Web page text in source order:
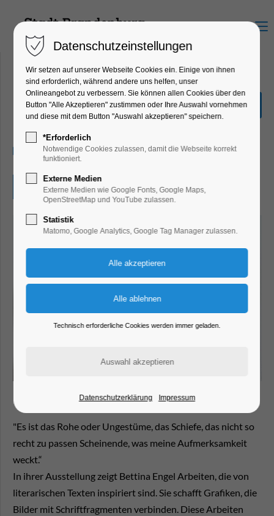
Menu
"Im Anfang war...das Wort"
Ausstellung
19.06.2025, 10:00–18:00
Eintritt frei
"Es ist das Rohe oder Ungestüme, das Schiefe, das nicht so
recht zu passen Scheinende, was meine Aufmerksamkeit
weckt.“
In ihrer Ausstellung zeigt Bettina Engel Arbeiten, die von
literarischen Texten inspiriert sind. Sie schafft Grafiken, die
Bilder mit Schriftfragmenten verbinden. Diese Arbeiten
Datenschutzeinstellungen
Wir setzen auf unserer Webseite Cookies ein. Einige von ihnen
sind erforderlich, während andere uns helfen, unser
Onlineangebot zu verbessern. Sie können allen Cookies über den
Button "Alle Akzeptieren" zustimmen oder Ihre Auswahl vornehmen
und diese mit dem Button "Auswahl akzeptieren" speichern.
*Erforderlich
Notwendige Cookies zulassen, damit die Webseite korrekt
funktioniert.
Externe Medien
Externe Medien wie Google Fonts, Google Maps,
OpenStreetMap und YouTube zulassen.
Statistik
Matomo, Google Analytics, Google Tag Manager zulassen.
Technisch erforderliche Cookies werden immer geladen.
Datenschutzerklärung Impressum